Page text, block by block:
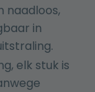
naadloos,
in
elk stuk is